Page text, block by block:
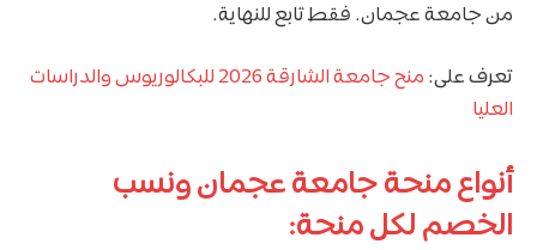
من جامعة عجمان. فقط تابع للنهاية.
تعرف على:
منح جامعة الشارقة 2026 للبكالوريوس والدراسات
العليا
أنواع منحة جامعة عجمان ونسب
الخصم لكل منحة: